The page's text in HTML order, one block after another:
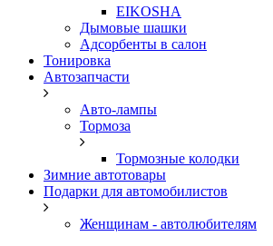
EIKOSHA
Дымовые шашки
Адсорбенты в салон
Тонировка
Автозапчасти
Авто-лампы
Тормоза
Тормозные колодки
Зимние автотовары
Подарки для автомобилистов
Женщинам - автолюбителям